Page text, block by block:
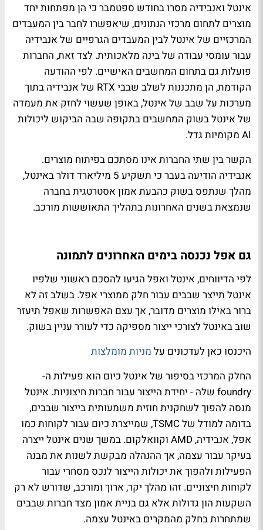
אינטל ואנבידיה מסרו בחודש ספטמבר כי הן מפתחות יחד
מוצרים לתחום מרכזי הנתונים, שיאפשרו לחבר בין המעבדים
המרכזיים של אינטל לבין המעבדים הגרפיים של אנבידיה
עבור עומסי עבודה של בינה מלאכותית. לצד זאת, החברות
פועלות גם בתחום המחשבים האישיים. לפי ההודעה
הקודמת, הן מתכננות לשלב שבבי RTX של אנבידיה בתוך
מערכות על שבב של אינטל, באופן שעשוי לחזק את מעמדה
של אינטל בשוק המחשבים בתקופה שבה הביקוש ליכולות
AI מקומיות גדל.
הקשר בין שתי החברות אינו מסתכם בפיתוח מוצרים.
אנבידיה הודיעה בעבר כי תשקיע 5 מיליארד דולר באינטל,
מהלך שנתפס בשוק כהבעת אמון אסטרטגית בחברה
שנמצאת בשנים האחרונות בתהליך התאוששות מורכב.
גם אפל נכנסה בימים האחרונים לתמונה
לפי הדיווחים, אינטל ואפל הגיעו להסכם ראשוני שלפיו
אינטל תייצר שבבים עבור חלק ממוצרי אפל. בשלב זה לא
ברור באילו מוצרים מדובר, אך עצם האפשרות שאפל תיעזר
שוב באינטל לצורכי ייצור מספיקה כדי לעורר עניין בשוק.
היכנסו כאן לעדכונים על מניות מומלצות
החלק המרכזי בסיפור של אינטל כיום הוא פעילות ה-
foundry שלה - יחידת הייצור עבור חברות חיצוניות. אינטל
מנסה להפוך לשחקנית חוזית משמעותית בייצור שבבים,
בדומה למודל של TSMC, שמייצרת כיום עבור לקוחות כמו
אפל, אנבידיה, AMD וקוואלקום. במשך שנים אינטל ייצרה
בעיקר עבור עצמה, אך ההנהלה מבקשת לשנות את מבנה
הפעילות ולהפוך את יכולות הייצור לנכס מסחרי עבור
לקוחות חיצוניים. זהו מהלך יקר, ארוך ומורכב, שדורש לא רק
השקעות הון גדולות אלא גם בניית אמון מצד חברות שבבים
שמתחרות בחלק מהמקרים באינטל עצמה.